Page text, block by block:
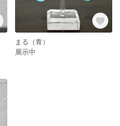
まる（青）
展示中